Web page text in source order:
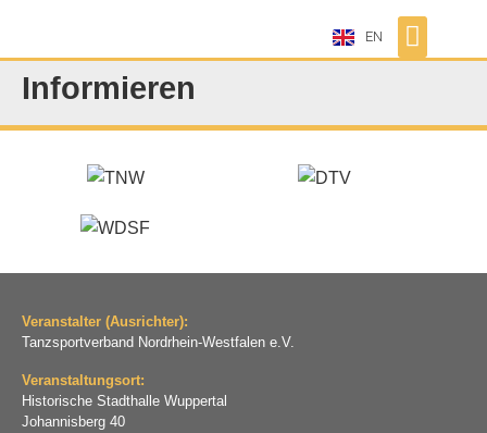
EN
Informieren
Veranstalter (Ausrichter):
Tanzsportverband Nordrhein-Westfalen e.V.
Veranstaltungsort:
Historische Stadthalle Wuppertal
Johannisberg 40